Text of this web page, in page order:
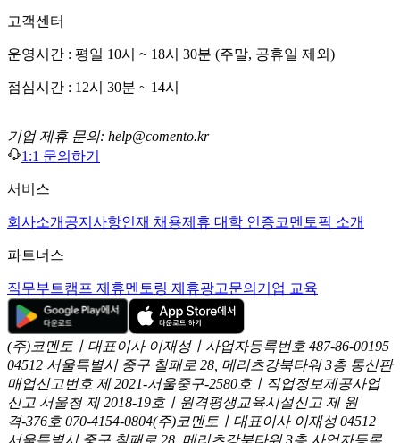
고객센터
운영시간 : 평일 10시 ~ 18시 30분 (주말, 공휴일 제외)
점심시간 : 12시 30분 ~ 14시
기업 제휴 문의: help@comento.kr
1:1 문의하기
서비스
회사소개 공지사항인재 채용제휴 대학 인증코멘토픽 소개
파트너스
직무부트캠프 제휴멘토링 제휴광고문의 기업 교육
(주)코멘토ㅣ대표이사 이재성ㅣ사업자등록번호 487-86-00195
04512 서울특별시 중구 칠패로 28, 메리츠강북타워 3층 통신판
매업신고번호 제 2021-서울중구-2580호ㅣ직업정보제공사업
신고 서울청 제 2018-19호ㅣ원격평생교육시설신고 제 원
격-376호 070-4154-0804(주)코멘토ㅣ대표이사 이재성 04512
서울특별시 중구 칠패로 28, 메리츠강북타워 3층 사업자등록